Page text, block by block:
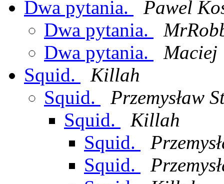
Dwa pytania.
Pawel
Dwa pytania.
Dwa pytania.
Maciej
Squid.
Killah
Squid.
Przemysław
Squid.
Killah
Squid.
Squid.